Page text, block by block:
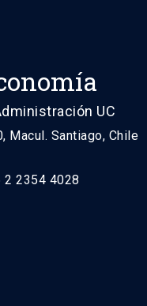
UC
Macul. Santiago, Chile
2 2354 4028